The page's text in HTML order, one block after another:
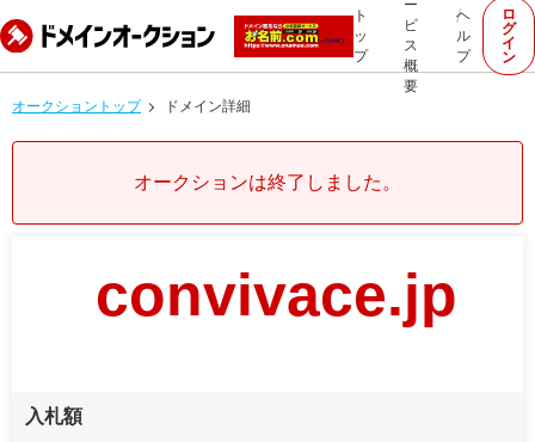
ト
ッ
プ
ー
ビ
ス
概
要
ヘ
ル
プ
ロ
グ
イ
ン
オークショントップ ドメイン詳細
オークションは終了しました。
convivace.jp
入札額